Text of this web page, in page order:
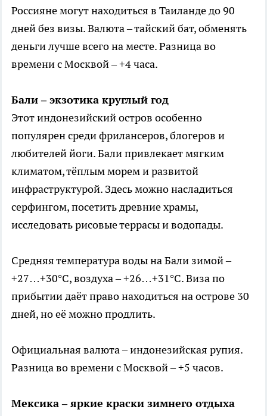
Россияне могут находиться в Таиланде до 90
дней без визы. Валюта – тайский бат, обменять
деньги лучше всего на месте. Разница во
времени с Москвой – +4 часа.
Бали – экзотика круглый год
Этот индонезийский остров особенно
популярен среди фрилансеров, блогеров и
любителей йоги. Бали привлекает мягким
климатом, тёплым морем и развитой
инфраструктурой. Здесь можно насладиться
серфингом, посетить древние храмы,
исследовать рисовые террасы и водопады.
Средняя температура воды на Бали зимой –
+27…+30°C, воздуха – +26…+31°C. Виза по
прибытии даёт право находиться на острове 30
дней, но её можно продлить.
Официальная валюта – индонезийская рупия.
Разница во времени с Москвой – +5 часов.
Мексика – яркие краски зимнего отдыха